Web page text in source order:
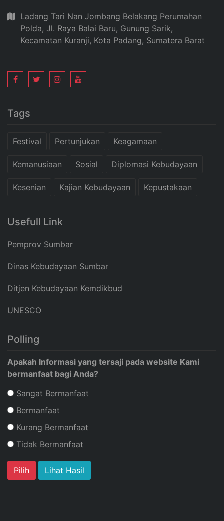
Ladang Tari Nan Jombang Belakang Perumahan
Polda, Jl. Raya Balai Baru, Gunung Sarik,
Kecamatan Kuranji, Kota Padang, Sumatera Barat
Tags
Festival Pertunjukan Keagamaan
Kemanusiaan Sosial Diplomasi Kebudayaan
Kesenian Kajian Kebudayaan Kepustakaan
Usefull Link
Pemprov Sumbar
Dinas Kebudayaan Sumbar
Ditjen Kebudayaan Kemdikbud
UNESCO
Polling
Apakah Informasi yang tersaji pada website Kami
bermanfaat bagi Anda?
Sangat Bermanfaat
Bermanfaat
Kurang Bermanfaat
Tidak Bermanfaat
Lihat Hasil